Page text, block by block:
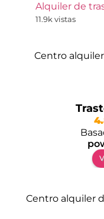
Alquiler de
11.9k vistas
Centro
Centro alquiler